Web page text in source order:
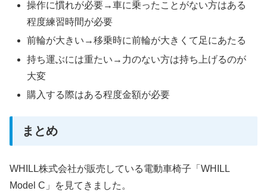
操作に慣れが必要→車に乗ったことがない方はある
程度練習時間が必要
前輪が大きい→移乗時に前輪が大きくて足にあたる
持ち運ぶには重たい→力のない方は持ち上げるのが
大変
購入する際はある程度金額が必要
まとめ
WHILL株式会社が販売している電動車椅子「WHILL
Model C」を見てきました。